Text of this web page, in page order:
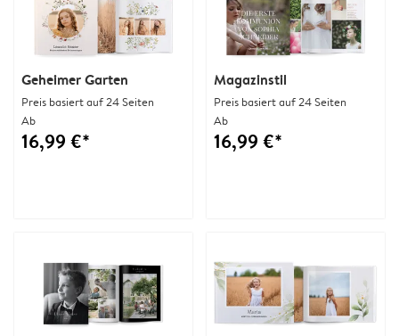
Geheimer Garten
Preis basiert auf 24 Seiten
Ab
16,99 €*
Magazinstil
Preis basiert auf 24 Seiten
Ab
16,99 €*